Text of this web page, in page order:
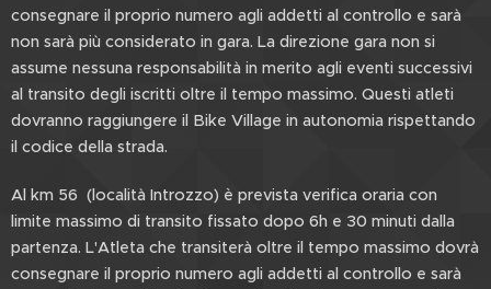
consegnare il proprio numero agli addetti al controllo e sarà
non sarà più considerato in gara. La direzione gara non si
assume nessuna responsabilità in merito agli eventi successivi
al transito degli iscritti oltre il tempo massimo. Questi atleti
dovranno raggiungere il Bike Village in autonomia rispettando
il codice della strada.
Al km 56 (località Introzzo) è prevista verifica oraria con
limite massimo di transito fissato dopo 6h e 30 minuti dalla
partenza. L'Atleta che transiterà oltre il tempo massimo dovrà
consegnare il proprio numero agli addetti al controllo e sarà